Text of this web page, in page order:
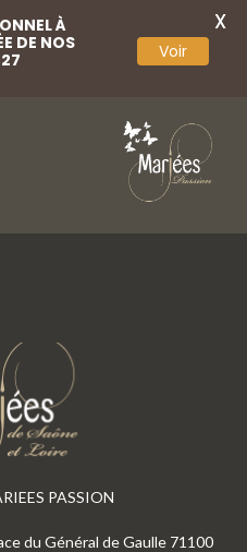
PASSION
du Général de Gaulle 71100
À
DE NOS
Voir
X